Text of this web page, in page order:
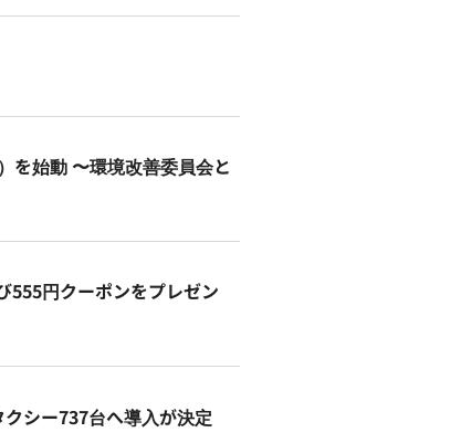
を始動 〜環境改善委員会と
555円クーポンをプレゼン
シー737台へ導入が決定